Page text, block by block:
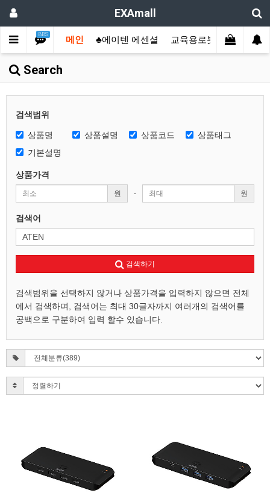
EXAmall
BBS
메인 ♣에이텐 에센셜 교육용로봇 산업용컴
Search
검색범위
상품명 상품설명 상품코드
상품태그
기본설명
상품가격
원 - 원
검색어
검색하기
검색범위을 선택하지 않거나 상품가격을 입력하지 않으면 전체
에서 검색하며, 검색어는 최대 30글자까지 여러개의 검색어를
공백으로 구분하여 입력 할수 있습니다.